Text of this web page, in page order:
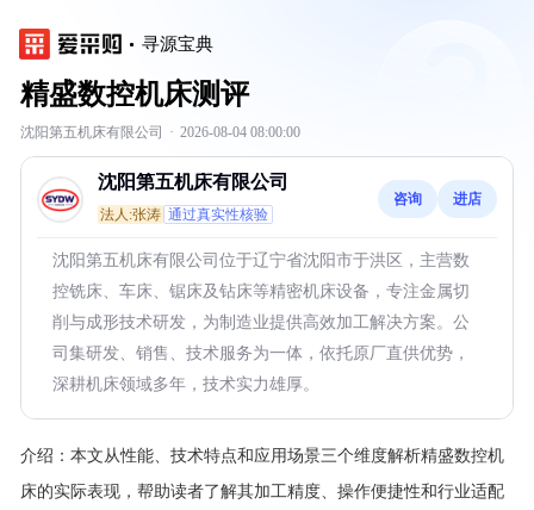
寻源宝典
精盛数控机床测评
沈阳第五机床有限公司 · 2026-08-04 08:00:00
沈阳第五机床有限公司
法人:张涛 通过真实性核验
咨询 进店
沈阳第五机床有限公司位于辽宁省沈阳市于洪区，主营数
控铣床、车床、锯床及钻床等精密机床设备，专注金属切
削与成形技术研发，为制造业提供高效加工解决方案。公
司集研发、销售、技术服务为一体，依托原厂直供优势，
深耕机床领域多年，技术实力雄厚。
介绍： 本文从性能、技术特点和应用场景三个维度解析精盛数控机
床的实际表现，帮助读者了解其加工精度、操作便捷性和行业适配